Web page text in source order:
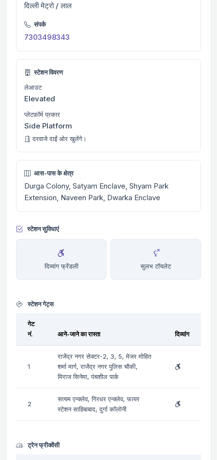
दिल्ली मेट्रो / लाल
संपर्क
7303498343
स्टेशन विवरण
लेआउट
Elevated
प्लेटफ़ॉर्म प्रकार
Side Platform
दरवाजे दाईं ओर खुलेंगे।
आस-पास के क्षेत्र
Durga Colony, Satyam Enclave, Shyam Park
Extension, Naveen Park, Dwarka Enclave
स्टेशन सुविधाएं
दिव्यांग फ्रेंडली सुलभ टॉयलेट
स्टेशन गेट्स
गेट
नं.
आने-जाने का रास्ता दिव्यांग
1
राजेंद्र नगर सेक्टर-2, 3, 5, मेजर मोहित
शर्मा मार्ग, राजेंद्र नगर पुलिस चौकी,
मिराज सिनेमा, पंचशील पार्क
2
सत्यम एन्क्लेव, गिरधर एन्क्लेव, फायर
स्टेशन साहिबाबाद, दुर्गा कॉलोनी
ट्रेन फ्रीक्वेंसी